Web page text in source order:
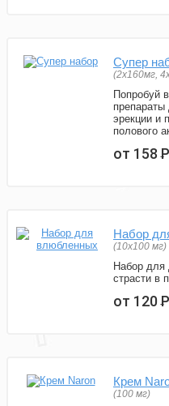
Супер
(2х160мг,
Попробуй
эрекции и
полового
от 158Р
Набор
(10х100 мг)
Набор для
страсти в
от 120Р
Крем
(100 мг)